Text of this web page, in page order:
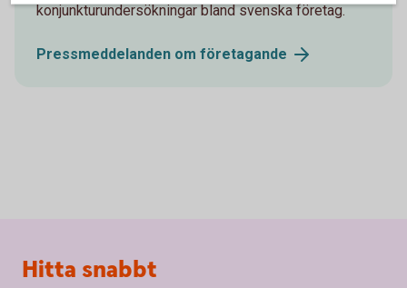
konjunkturundersökningar bland svenska företag.
Pressmeddelanden om företagande
Sidfot
Hitta snabbt